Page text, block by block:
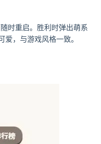
时重启。胜利时弹出萌系
，与游戏风格一致。